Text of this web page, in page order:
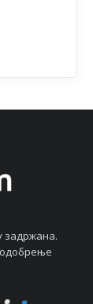
задржана.